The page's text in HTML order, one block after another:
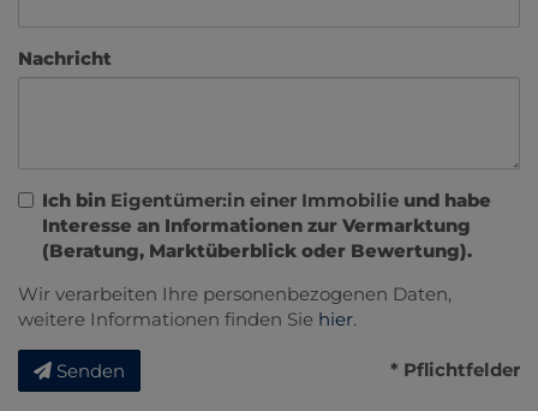
Nachricht
Ich bin Eigentümer:in einer Immobilie und habe
Interesse an Informationen zur Vermarktung
(Beratung, Marktüberblick oder Bewertung).
Wir verarbeiten Ihre personenbezogenen Daten,
weitere Informationen finden Sie hier.
Senden * Pflichtfelder